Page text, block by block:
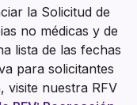
la Solicitud de
no médicas y de
lista de las fechas
para solicitantes
visite nuestra RFV